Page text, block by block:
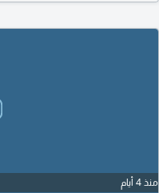
منذ 4 أيام